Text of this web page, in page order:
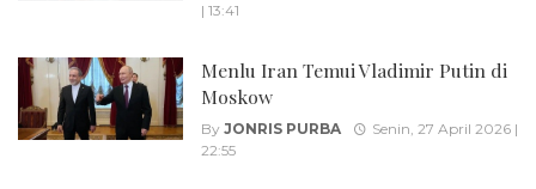
| 13:41
Menlu Iran Temui Vladimir Putin di
Moskow
By JONRIS PURBA
Senin, 27 April 2026 |
22:55